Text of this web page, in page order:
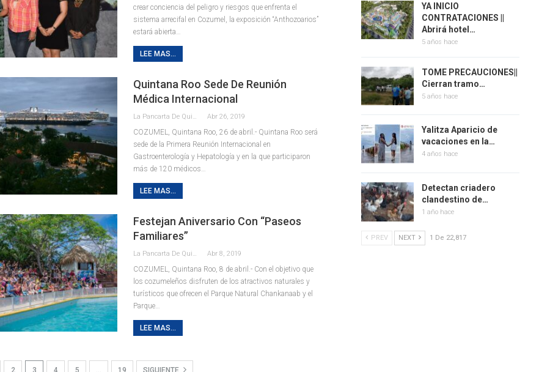
crear conciencia del peligro y riesgos que enfrenta el
sistema arrecifal en Cozumel, la exposición “Anthozoarios”
estará abierta
LEE MAS...
Quintana Roo Sede De Reunión
Médica Internacional
Abr 26, 2019
COZUMEL, Quintana Roo, 26 de abril.- Quintana Roo será
sede de la Primera Reunión Internacional en
Gastroenterología y Hepatología y en la que participaron
más de 120 médicos…
LEE MAS...
Festejan Aniversario Con “Paseos
Familiares”
Abr 8, 2019
COZUMEL, Quintana Roo, 8 de abril.- Con el objetivo que
los cozumeleños disfruten de los atractivos naturales y
turísticos que ofrecen el Parque Natural Chankanaab y el
Parque…
LEE MAS...
2 3 4 5 19 SIGUIENTE
YA INICIO
CONTRATACIONES ||
Abrirá hotel…
5 años hace
TOME PRECAUCIONES||
Cierran tramo…
5 años hace
Yalitza Aparicio de
vacaciones en la…
4 años hace
Detectan criadero
clandestino de…
1 año hace
PREV NEXT 1 De 22,817